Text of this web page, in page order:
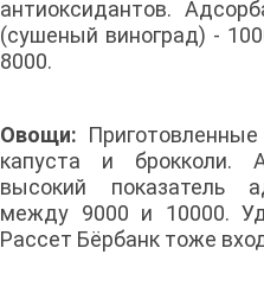
антиоксидантов.
(сушеный виноград) -
8000.
Овощи:
капуста и брокколи.
высокий показатель
между 9000 и 10000.
Рассет Бёрбанк тоже